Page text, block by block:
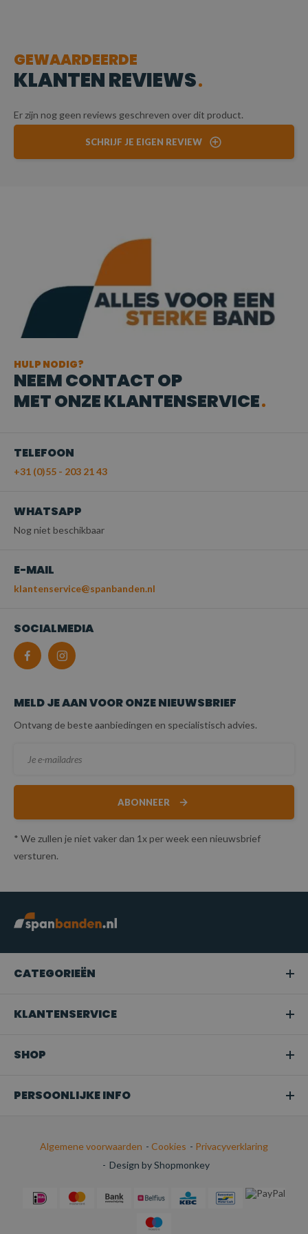
GEWAARDEERDE
KLANTEN REVIEWS
Er zijn nog geen reviews geschreven over dit product.
SCHRIJF JE EIGEN REVIEW
HULP NODIG?
NEEM CONTACT OP
MET ONZE KLANTENSERVICE
TELEFOON
+31 (0)55 - 203 21 43
WHATSAPP
Nog niet beschikbaar
E-MAIL
klantenservice@spanbanden.nl
SOCIALMEDIA
MELD JE AAN VOOR ONZE NIEUWSBRIEF
Ontvang de beste aanbiedingen en specialistisch advies.
ABONNEER
* We zullen je niet vaker dan 1x per week een nieuwsbrief
versturen.
CATEGORIEËN
KLANTENSERVICE
SHOP
PERSOONLIJKE INFO
Algemene voorwaarden - Cookies - Privacyverklaring
- Design by Shopmonkey